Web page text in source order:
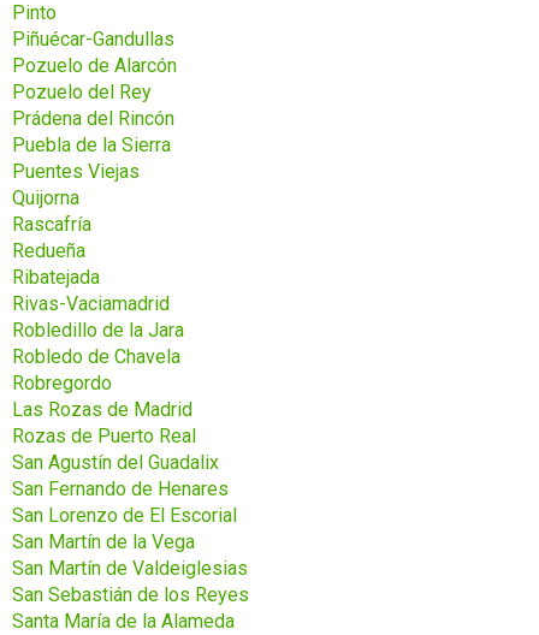
Pinto
Piñuécar-Gandullas
Pozuelo de Alarcón
Pozuelo del Rey
Prádena del Rincón
Puebla de la Sierra
Puentes Viejas
Quijorna
Rascafría
Redueña
Ribatejada
Rivas-Vaciamadrid
Robledillo de la Jara
Robledo de Chavela
Robregordo
Las Rozas de Madrid
Rozas de Puerto Real
San Agustín del Guadalix
San Fernando de Henares
San Lorenzo de El Escorial
San Martín de la Vega
San Martín de Valdeiglesias
San Sebastián de los Reyes
Santa María de la Alameda